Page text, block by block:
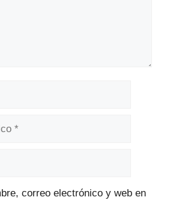
correo electrónico y web en